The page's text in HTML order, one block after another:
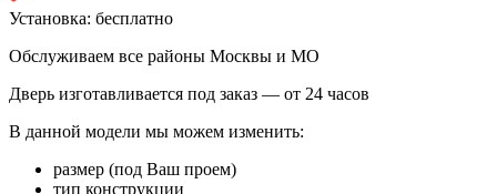
Установка: бесплатно
Обслуживаем все районы Москвы и МО
Дверь изготавливается под заказ — от 24 часов
В данной модели мы можем изменить:
размер (под Ваш проем)
тип конструкции